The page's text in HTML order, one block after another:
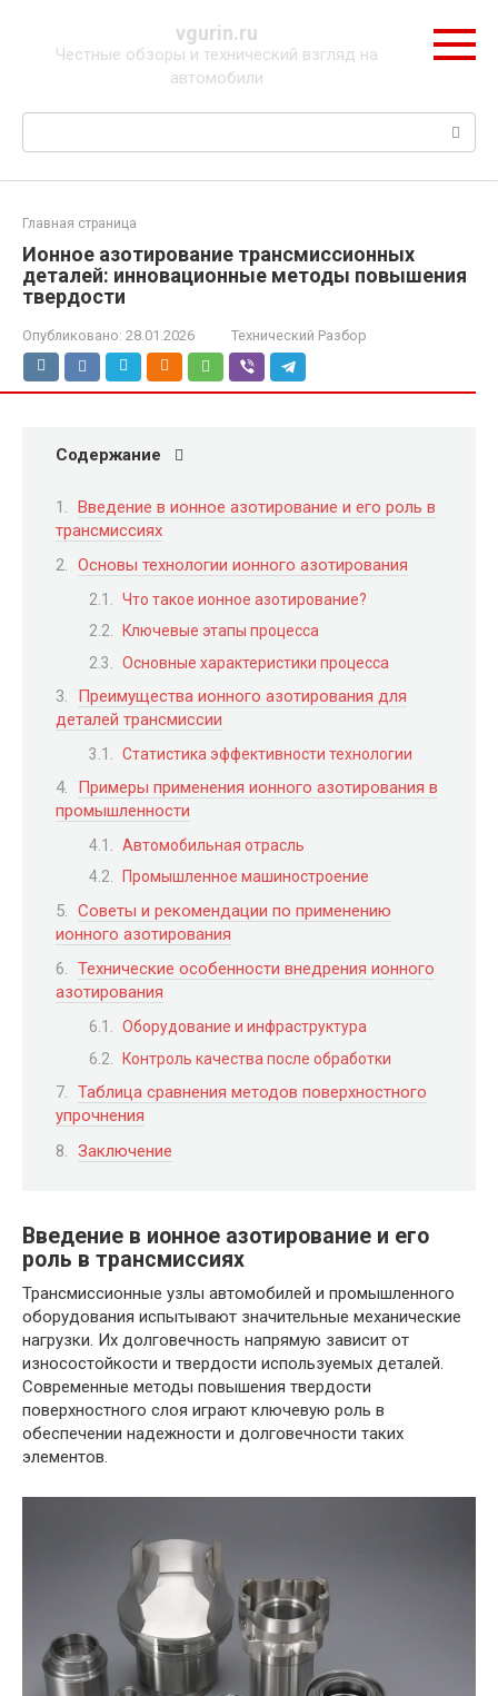
контенту
vgurin.ru
Честные обзоры и технический взгляд на
автомобили
Поиск:
Главная страница
Ионное азотирование трансмиссионных
деталей: инновационные методы повышения
твердости
Опубликовано: 28.01.2026 Технический Разбор
Содержание
Введение в ионное азотирование и его роль в
трансмиссиях
Основы технологии ионного азотирования
Что такое ионное азотирование?
Ключевые этапы процесса
Основные характеристики процесса
Преимущества ионного азотирования для
деталей трансмиссии
Статистика эффективности технологии
Примеры применения ионного азотирования в
промышленности
Автомобильная отрасль
Промышленное машиностроение
Советы и рекомендации по применению
ионного азотирования
Технические особенности внедрения ионного
азотирования
Оборудование и инфраструктура
Контроль качества после обработки
Таблица сравнения методов поверхностного
упрочнения
Заключение
Введение в ионное азотирование и его
роль в трансмиссиях
Трансмиссионные узлы автомобилей и промышленного
оборудования испытывают значительные механические
нагрузки. Их долговечность напрямую зависит от
износостойкости и твердости используемых деталей.
Современные методы повышения твердости
поверхностного слоя играют ключевую роль в
обеспечении надежности и долговечности таких
элементов.